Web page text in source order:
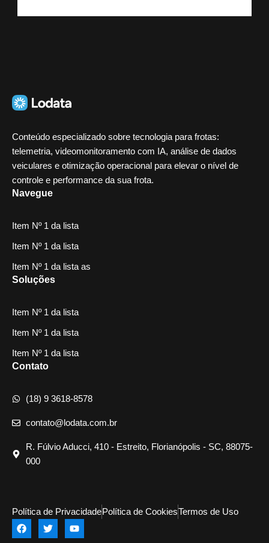
Conteúdo especializado sobre tecnologia para frotas:
telemetria, videomonitoramento com IA, análise de dados
veiculares e otimização operacional para elevar o nível de
controle e performance da sua frota.
Navegue
Item Nº 1 da lista
Item Nº 1 da lista
Item Nº 1 da lista as
Soluções
Item Nº 1 da lista
Item Nº 1 da lista
Item Nº 1 da lista
Contato
(18) 9 3618-8578
contato@lodata.com.br
R. Fúlvio Aducci, 410 - Estreito, Florianópolis - SC, 88075-
000
Política de PrivacidadePolítica de CookiesTermos de Uso